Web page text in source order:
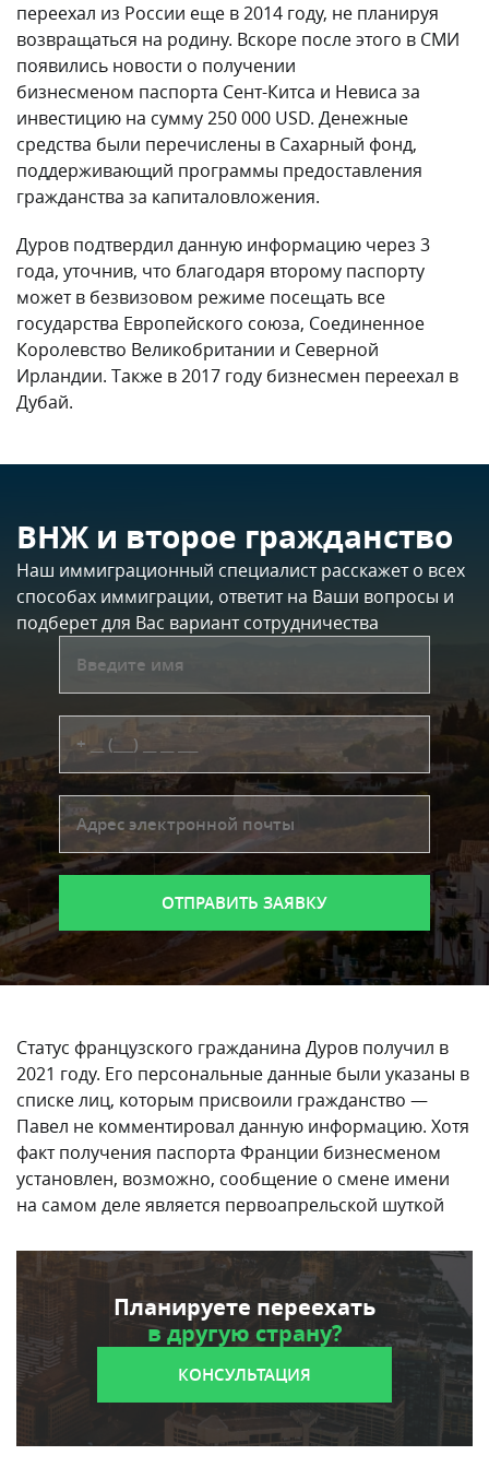
переехал из России еще в 2014 году, не планируя
возвращаться на родину. Вскоре после этого в СМИ
появились новости о получении
бизнесменом паспорта Сент-Китса и Невиса за
инвестицию на сумму 250 000 USD. Денежные
средства были перечислены в Сахарный фонд,
поддерживающий программы предоставления
гражданства за капиталовложения.
Дуров подтвердил данную информацию через 3
года, уточнив, что благодаря второму паспорту
может в безвизовом режиме посещать все
государства Европейского союза, Соединенное
Королевство Великобритании и Северной
Ирландии. Также в 2017 году бизнесмен переехал в
Дубай.
ВНЖ и второе гражданство
Наш иммиграционный специалист расскажет о всех
способах иммиграции, ответит на Ваши вопросы и
подберет для Вас вариант сотрудничества
Статус французского гражданина Дуров получил в
2021 году. Его персональные данные были указаны в
списке лиц, которым присвоили гражданство —
Павел не комментировал данную информацию. Хотя
факт получения паспорта Франции бизнесменом
установлен, возможно, сообщение о смене имени
на самом деле является первоапрельской шуткой
Планируете переехать
в другую страну?
КОНСУЛЬТАЦИЯ